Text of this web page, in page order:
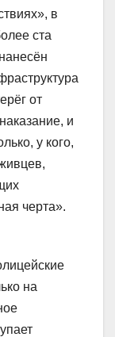
в
ста
от
и
у кого,
черта».
на